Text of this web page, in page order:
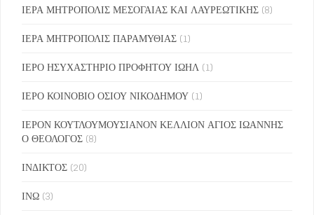
ΙΕΡΑ ΜΗΤΡΟΠΟΛΙΣ ΜΕΣΟΓΑΙΑΣ ΚΑΙ ΛΑΥΡΕΩΤΙΚΗΣ (8)
ΙΕΡΑ ΜΗΤΡΟΠΟΛΙΣ ΠΑΡΑΜΥΘΙΑΣ (1)
ΙΕΡΟ ΗΣΥΧΑΣΤΗΡΙΟ ΠΡΟΦΗΤΟΥ ΙΩΗΛ (1)
ΙΕΡΟ ΚΟΙΝΟΒΙΟ ΟΣΙΟΥ ΝΙΚΟΔΗΜΟΥ (1)
ΙΕΡΟΝ ΚΟΥΤΛΟΥΜΟΥΣΙΑΝΟΝ ΚΕΛΛΙΟΝ ΑΓΙΟΣ ΙΩΑΝΝΗΣ
Ο ΘΕΟΛΟΓΟΣ (8)
ΙΝΔΙΚΤΟΣ (20)
ΙΝΩ (3)